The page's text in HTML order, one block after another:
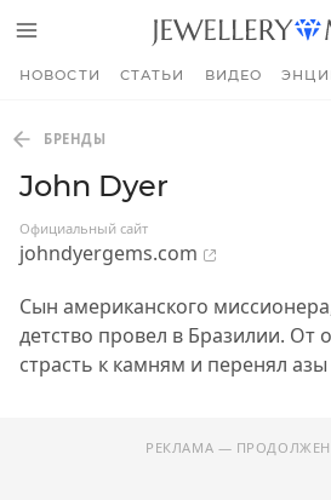
НОВОСТИ СТАТЬИ ВИДЕО
БРЕНДЫ
John Dyer
Официальный сайт
johndyergems.com
Сын американского
детство провел в Бразилии. От
страсть к камням и перенял
РЕКЛАМА —